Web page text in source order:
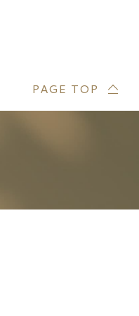
PAGE TOP